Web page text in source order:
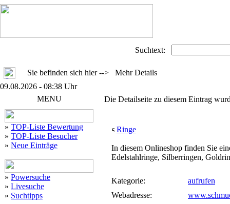
Suchtext:
Sie befinden sich hier --> Mehr Details
09.08.2026 - 08:38 Uhr
MENU
» TOP-Liste Bewertung
» TOP-Liste Besucher
» Neue Einträge
» Powersuche
» Livesuche
» Suchtipps
Die Detailseite zu diesem Eintrag
Ringe
In diesem Onlineshop finden Sie
Edelstahlringe, Silberringen,
Kategorie:
aufrufen
Webadresse: